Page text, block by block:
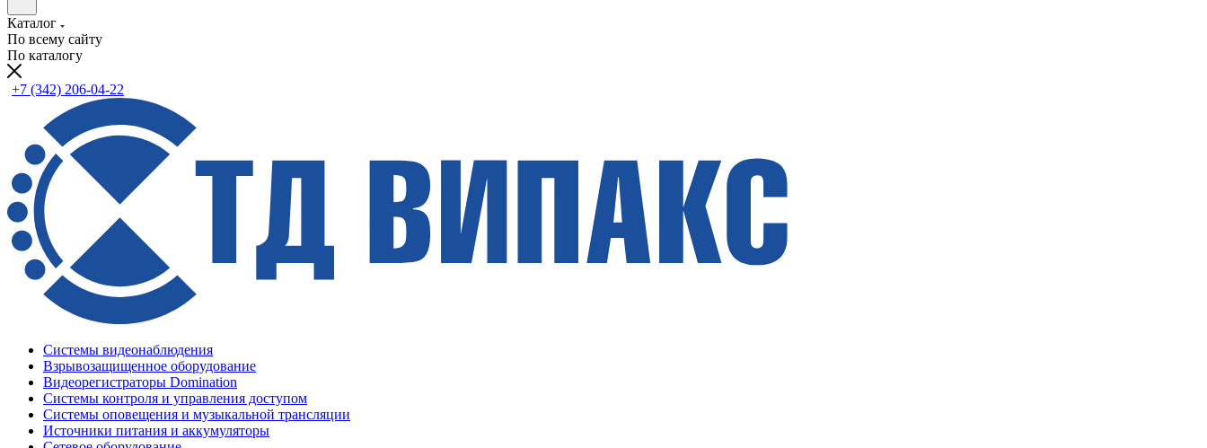
Каталог
По всему сайту
По каталогу
+7 (342) 206-04-22
Системы видеонаблюдения
Взрывозащищенное оборудование
Видеорегистраторы Domination
Системы контроля и управления доступом
Системы оповещения и музыкальной трансляции
Источники питания и аккумуляторы